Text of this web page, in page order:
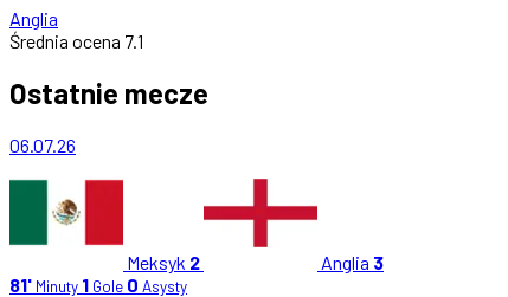
Anglia
Średnia ocena 7.1
Ostatnie mecze
06.07.26
Meksyk 2 Anglia 3
81' Minuty 1 Gole 0 Asysty